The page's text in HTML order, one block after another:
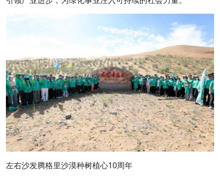
左右沙发腾格里沙漠种树植心10周年